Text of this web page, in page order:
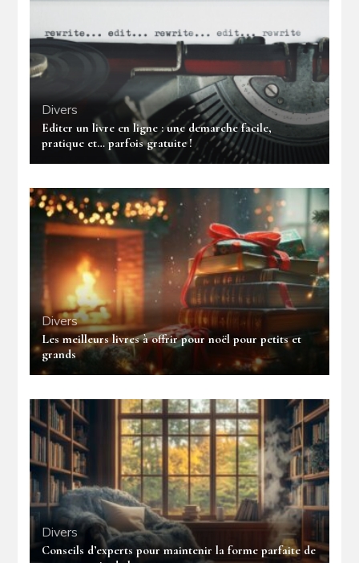
Divers
Editer un livre en ligne : une demarche facile,
pratique et… parfois gratuite !
Divers
Les meilleurs livres à offrir pour noël pour petits et
grands
Divers
Conseils d’experts pour maintenir la forme parfaite de